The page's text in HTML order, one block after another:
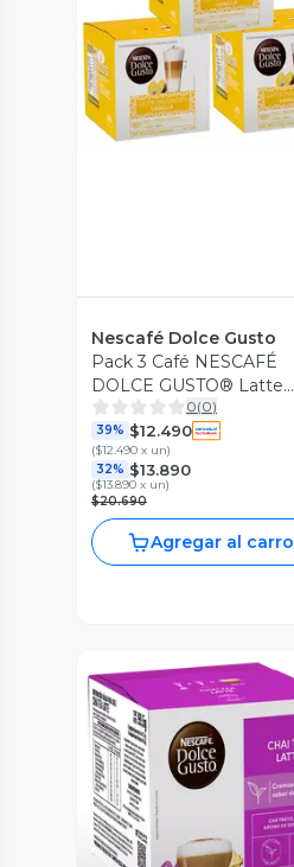
Vista Previa
Nescafé Dolce Gusto
Pack 3 Café NESCAFÉ
DOLCE GUSTO® Latte
Macchiato Vanilla 10
Cápsulas
0(0)
39% $12.490
($12.490 x un)
32% $13.890
($13.890 x un)
$20.690
Agregar al carro
Vista Previa